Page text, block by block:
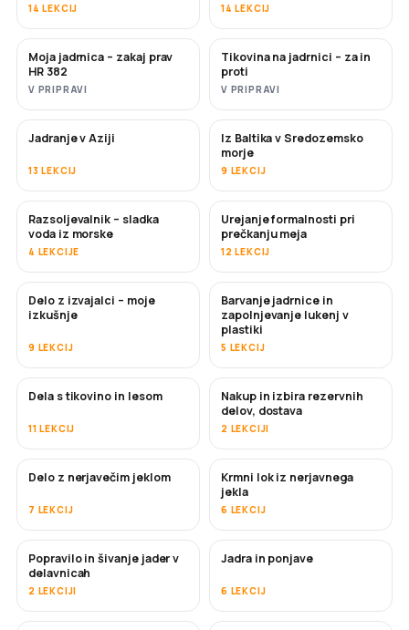
14 LEKCIJ 14 LEKCIJ
KMALU
Moja jadrnica – zakaj prav
HR 382
V PRIPRAVI
KMALU
Tikovina na jadrnici – za in
proti
V PRIPRAVI
KMALU
Jadranje v Aziji
13 LEKCIJ
KMALU
Iz Baltika v Sredozemsko
morje
9 LEKCIJ
KMALU
Razsoljevalnik – sladka
voda iz morske
4 LEKCIJE
Urejanje formalnosti pri
prečkanju meja
12 LEKCIJ
KMALU
Delo z izvajalci – moje
izkušnje
9 LEKCIJ
KMALU
Barvanje jadrnice in
zapolnjevanje lukenj v
plastiki
5 LEKCIJ
Dela s tikovino in lesom
11 LEKCIJ
KMALU
Nakup in izbira rezervnih
delov, dostava
2 LEKCIJI
KMALU
Delo z nerjavečim jeklom
7 LEKCIJ
Krmni lok iz nerjavnega
jekla
6 LEKCIJ
KMALU
Popravilo in šivanje jader v
delavnicah
2 LEKCIJI
Jadra in ponjave
6 LEKCIJ